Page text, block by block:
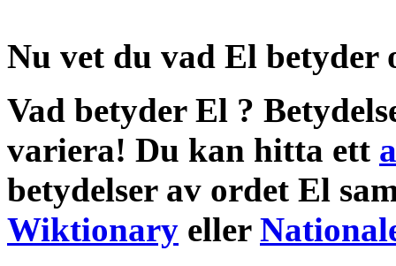
Nu vet du vad El betyder
Vad betyder El ?
variera! Du kan hitta ett
betydelserav ordet El
Wiktionary eller